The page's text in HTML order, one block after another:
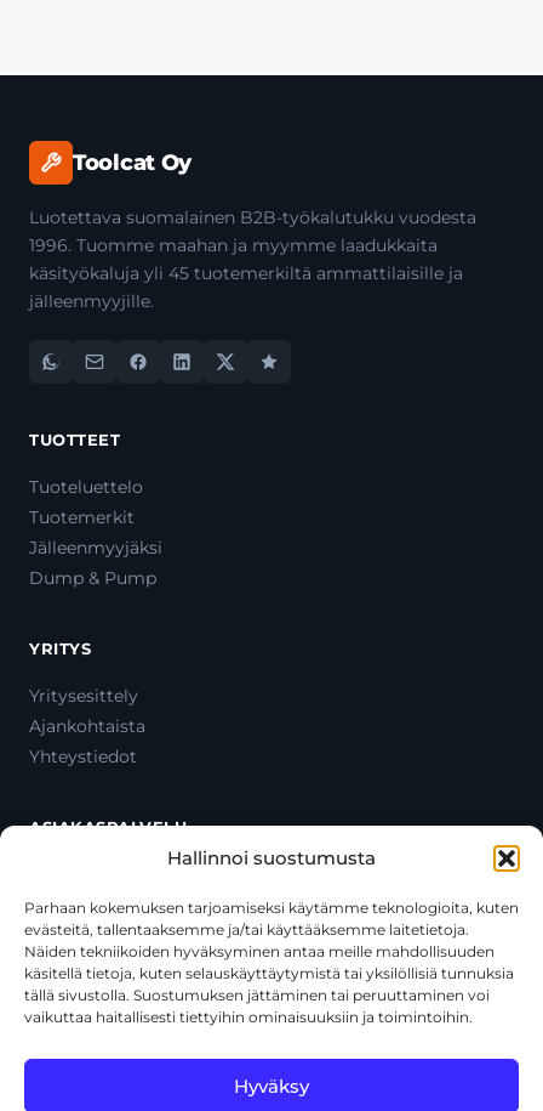
Hallinnoi suostumusta
Parhaan kokemuksen tarjoamiseksi käytämme teknologioita, kuten
evästeitä, tallentaaksemme ja/tai käyttääksemme laitetietoja.
Näiden tekniikoiden hyväksyminen antaa meille mahdollisuuden
käsitellä tietoja, kuten selauskäyttäytymistä tai yksilöllisiä tunnuksia
tällä sivustolla. Suostumuksen jättäminen tai peruuttaminen voi
vaikuttaa haitallisesti tiettyihin ominaisuuksiin ja toimintoihin.
Hyväksy
Toolcat Oy
Luotettava suomalainen B2B-työkalutukku vuodesta
1996. Tuomme maahan ja myymme laadukkaita
käsityökaluja yli 45 tuotemerkiltä ammattilaisille ja
jälleenmyyjille.
TUOTTEET
Tuoteluettelo
Tuotemerkit
Jälleenmyyjäksi
Dump & Pump
YRITYS
Yritysesittely
Ajankohtaista
Yhteystiedot
ASIAKASPALVELU
Oma tili
Maksutavat
Toimitustavat
Usein kysytyt kysymykset
+358 44 270 3795
asiakaspalvelu@toolcat.fi